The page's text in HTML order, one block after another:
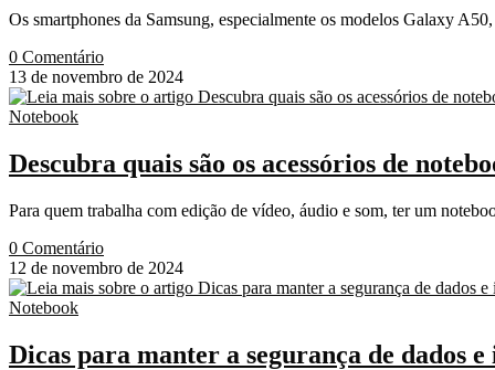
Os smartphones da Samsung, especialmente os modelos Galaxy
0 Comentário
13 de novembro de 2024
Notebook
Descubra quais são os acessórios de
Para quem trabalha com edição de vídeo, áudio e som, ter um
0 Comentário
12 de novembro de 2024
Notebook
Dicas para manter a segurança de dados